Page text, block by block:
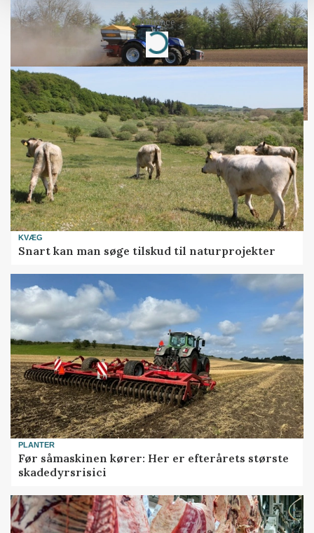
Annonce
Loading...
KVÆG
Snart kan man søge tilskud til naturprojekter
PLANTER
Før såmaskinen kører: Her er efterårets største
skadedyrsrisici